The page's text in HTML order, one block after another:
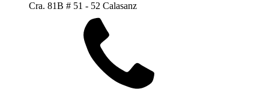
Cra. 81B # 51 - 52 Calasanz